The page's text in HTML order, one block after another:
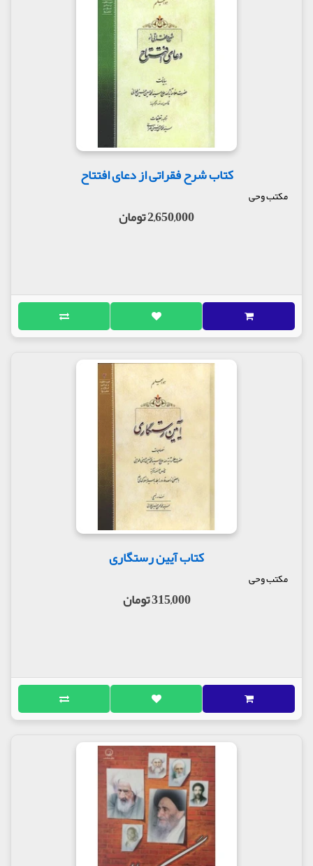
کتاب شرح فقراتی از دعای افتتاح
مکتب وحی
2,650,000 تومان
کتاب آیین رستگاری
مکتب وحی
315,000 تومان